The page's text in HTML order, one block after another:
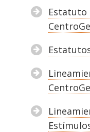
Estatuto